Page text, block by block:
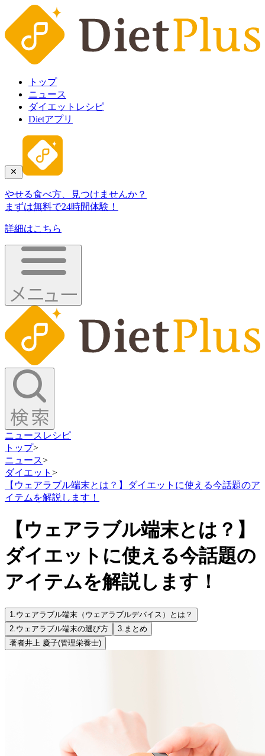
トップ
ニュース
ダイエットレシピ
Dietアプリ
やせる食べ方、見つけませんか？
まずは無料で24時間体験！
詳細はこちら
ニュース レシピ
トップ>
ニュース>
ダイエット >
【ウェアラブル端末とは？】ダイエットに使える今話題のア
イテムを解説します！
【ウェアラブル端末とは？】
ダイエットに使える今話題の
アイテムを解説します！
1.ウェアラブル端末（ウェアラブルデバイス）とは？
2.ウェアラブル端末の選び方 3. まとめ
著者井上 慶子(管理栄養士)